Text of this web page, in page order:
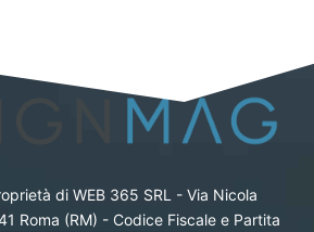
di WEB 365 SRL - Via Nicola
Roma (RM) - Codice Fiscale e Partita